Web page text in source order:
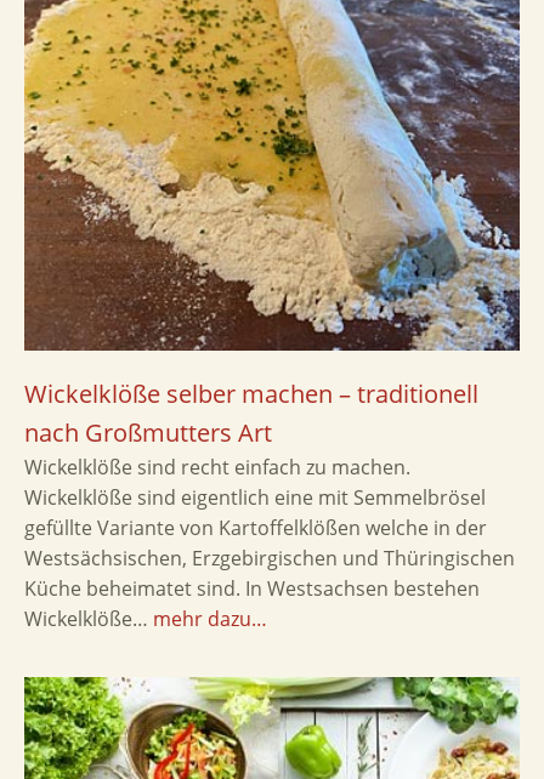
Wickelklöße selber machen – traditionell
nach Großmutters Art
Wickelklöße sind recht einfach zu machen.
Wickelklöße sind eigentlich eine mit Semmelbrösel
gefüllte Variante von Kartoffelklößen welche in der
Westsächsischen, Erzgebirgischen und Thüringischen
Küche beheimatet sind. In Westsachsen bestehen
Wickelklöße… mehr dazu…